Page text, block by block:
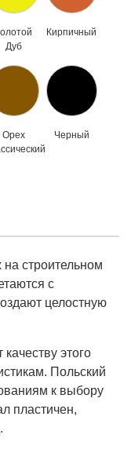
Дуб
Кирпичный
Орех
Черный
строительном
с
целостную
этого
Польский
к выбору
пластичен,